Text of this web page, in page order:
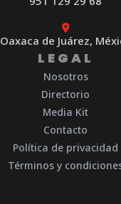
Oaxaca de Juárez,
LEGAL
Nosotros
Directorio
Media Kit
Contacto
Política de privacidad
Términos y